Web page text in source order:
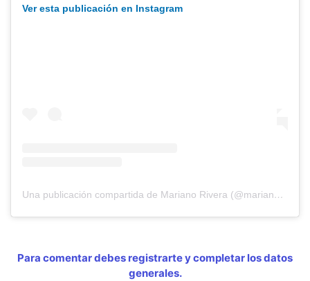
Ver esta publicación en Instagram
Una publicación compartida de Mariano Rivera (@marianorivera)
Para comentar debes registrarte y completar los datos
generales.